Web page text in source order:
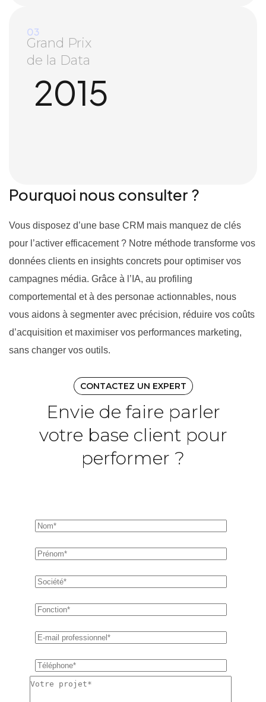
03
Grand Prix
de la Data
2015
Pourquoi nous consulter ?
Vous disposez d’une base CRM mais manquez de clés
pour l’activer efficacement ? Notre méthode transforme vos
données clients en insights concrets pour optimiser vos
campagnes média. Grâce à l’IA, au profiling
comportemental et à des personae actionnables, nous
vous aidons à segmenter avec précision, réduire vos coûts
d’acquisition et maximiser vos performances marketing,
sans changer vos outils.
CONTACTEZ UN EXPERT
Envie de faire parler
votre base client pour
performer ?